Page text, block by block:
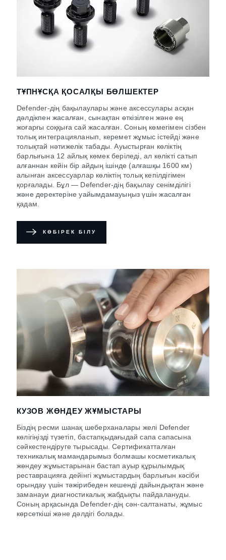
ТҰПНҰСҚА ҚОСАЛҚЫ БӨЛШЕКТЕР
Defender-дің бақылаулары және аксессулары асқан
дəлдікпен жасалған, сынақтан өткізілген және ең
жоғарғы соққыға сай жасалған. Соның көмегімен сізбен
толық интеграцияланып, керемет жұмыс істейді және
толықтай нәтижелік табады. Ауыстырған көліктің
барлығына 12 айлық көмек беріледі, ал көлікті сатып
алғаннан кейін бір айдың ішінде (алғашқы 1600 км)
алынған аксессуарлар көліктің толық кепілдігімен
қорғалады. Бұл — Defender-дің бақылау сенімділігі
және деректеріне уайымдамауыңыз үшін жасалған
қадам.
КӨБІРЕК БІЛУ
КУЗОВ ЖӨНДЕУ ЖҰМЫСТАРЫ
Біздің ресми шанақ шеберханалары желі Defender
көлігіңізді түзетіп, бастапқыдағыдай сапа сапасына
сәйкестендіруге тырысады. Сертификатталған
техникалық мамандарымыз болмашы косметикалық
жөндеу жұмыстарынан бастап ауыр құрылымдық
реставрацияға дейінгі жұмыстардың барлығын кәсіби
орындау үшін тәжірибеден кешенді дайындықтан және
заманауи диагностикалық жабдықты пайдалануды.
Соның арқасында Defender-дің сән-салтанаты, жұмыс
көрсеткіші және дəлдігі болады.